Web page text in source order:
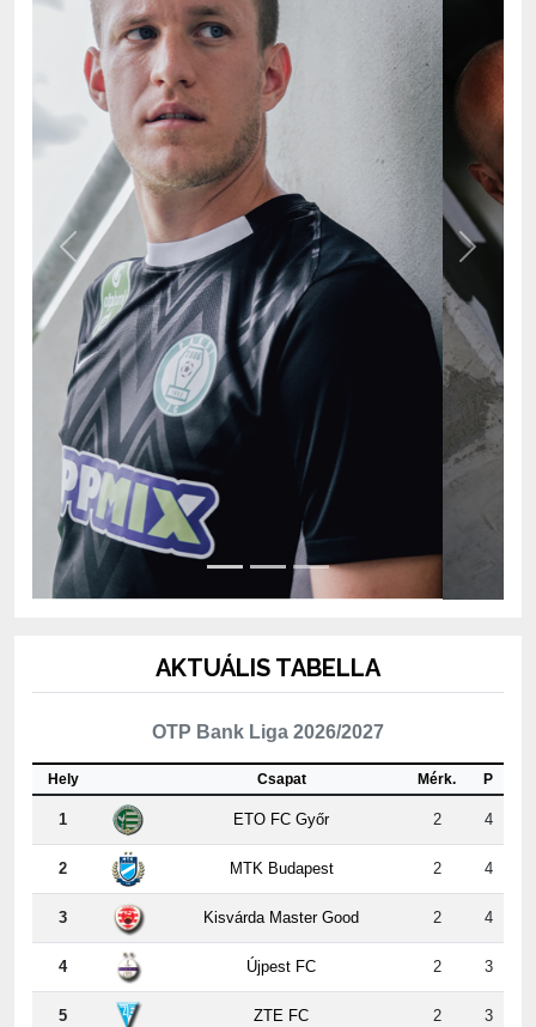
Previous Next
OTP Bank Liga 2026/2027
Csapat
1 ETO FC Győr 2 4
2 MTK Budapest 2 4
3 Kisvárda Master Good 2 4
4 Újpest FC 2 3
5 ZTE FC 2 3
6 Puskás Akadémia FC 2 3